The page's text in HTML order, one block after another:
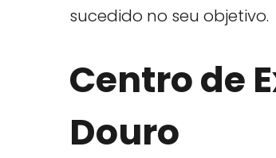
sucedido no seu objetivo.
Centro de
Douro